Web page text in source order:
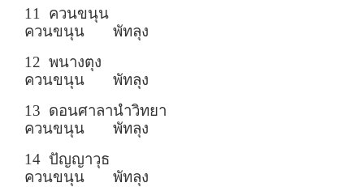
11 ควนขนุน
ควนขนุน พัทลุง
12 พนางตุง
ควนขนุน พัทลุง
13 ดอนศาลานำวิทยา
ควนขนุน พัทลุง
14 ปัญญาวุธ
ควนขนุน พัทลุง